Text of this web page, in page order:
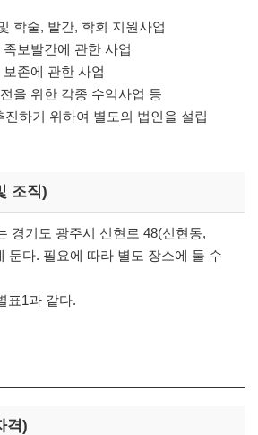
학술, 발간, 학회 지원사업
보발간에 관한 사업
존에 관한 사업
을 위한 각종 수익사업 등
진하기 위하여 별도의 법인을 설립
조직)
경기도 광주시 신현로 48(신현동,
둔다. 필요에 따라 별도 장소에 둘 수
표1과 같다.
격)